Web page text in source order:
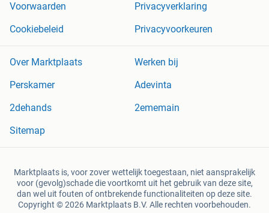
Voorwaarden
Privacyverklaring
Cookiebeleid
Privacyvoorkeuren
Over Marktplaats
Werken bij
Perskamer
Adevinta
2dehands
2ememain
Sitemap
Marktplaats is, voor zover wettelijk toegestaan, niet aansprakelijk
voor (gevolg)schade die voortkomt uit het gebruik van deze site,
dan wel uit fouten of ontbrekende functionaliteiten op deze site.
Copyright © 2026 Marktplaats B.V. Alle rechten voorbehouden.